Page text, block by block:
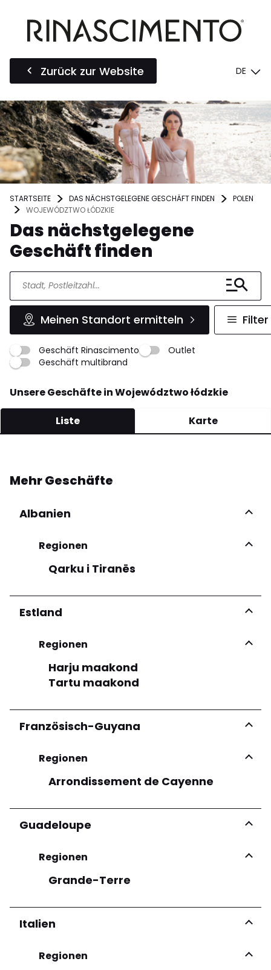
Zurück zur Website DE
STARTSEITE DAS NÄCHSTGELEGENE GESCHÄFT FINDEN
POLEN
WOJEWÓDZTWO ŁÓDZKIE
Das nächstgelegene
Geschäft finden
Meinen Standort ermitteln Filter
Geschäft Rinascimento
Outlet
Geschäft multibrand
Unsere Geschäfte in Województwo łódzkie
Liste Karte
Sklep Moda
ul. Kościuszki 74 30-114 Pajęczno
Mehr sehen
Mehr Geschäfte
Albanien
Regionen
Qarku i Tiranës
Estland
Regionen
Harju maakond
Tartu maakond
Französisch-Guyana
Regionen
Arrondissement de Cayenne
Guadeloupe
Regionen
Grande-Terre
Italien
Regionen